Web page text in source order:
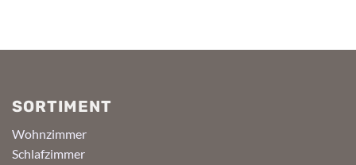
SORTIMENT
Wohnzimmer
Schlafzimmer